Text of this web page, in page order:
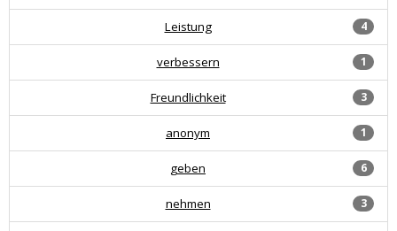
4
Leistung
1
verbessern
3
Freundlichkeit
1
anonym
6
geben
3
nehmen